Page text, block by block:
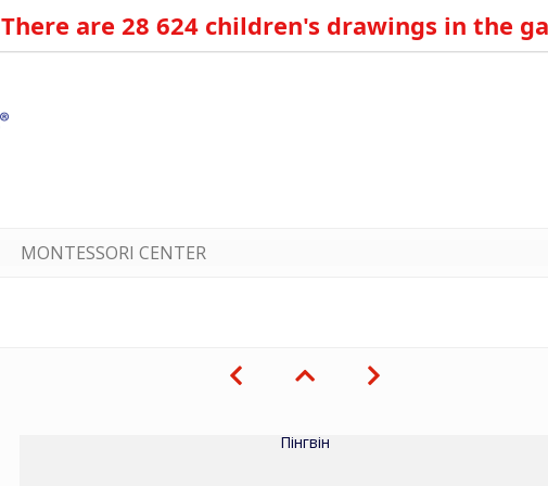
There are 28 624 children's drawings in the
MONTESSORI CENTER
Пінгвін